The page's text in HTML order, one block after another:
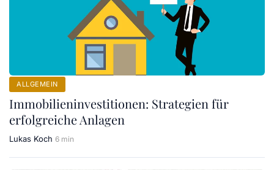
ALLGEMEIN
Immobilieninvestitionen: Strategien für
erfolgreiche Anlagen
Lukas Koch 6 min